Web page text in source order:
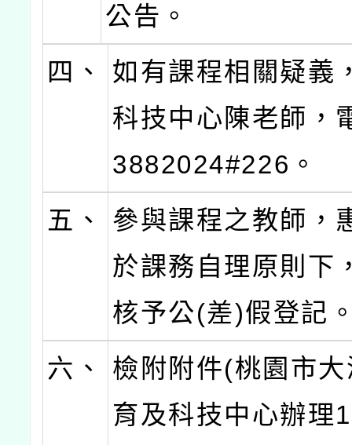
公告。
四、
如有課程相關疑義
科技中心陳老師，
3882024#226。
五、
參與課程之教師，
於課務自理原則下
核予公(差)假登記
六、
檢附附件(桃園市
育及科技中心辦理